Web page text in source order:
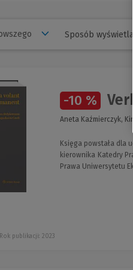
Sposób
-10 %
Aneta Kaźmierczyk,
Księga powstała dla
kierownika Katedry
Prawa Uniwersytetu
Rok publikacji: 2023